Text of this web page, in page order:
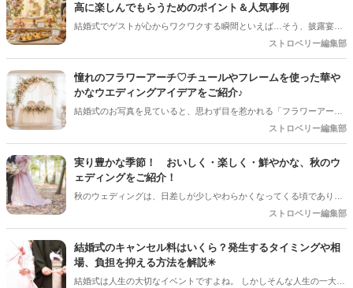
かった！」と思ってもらうためには、ちょっとした心遣いや事前準備
が大切です。今回は、お子様ゲストとご家族に安心して楽しんでもら
うための、素敵なおもてなしアイディアをご紹介します！
高に楽しんでもらうためのポイント＆人気事例
結婚式でゲストが心からワクワクする瞬間といえば…そう、披露宴後
半の「デザートタイム」です！中でも、ガーデンやロビーにずらりと
は、ゲストのテンションが一番上がる大人気の演出ですよね。今回は
デザートビュッフェで絶対に押さえておきたいポイントと、実際に大
好評だった事例をご紹介します！
ストロベリー編集部
憧れのフラワーアーチ♡チュールやフレームを使った華や
かなウエディングアイデアをご紹介♪
結婚式のお写真を見ていると、思わず目を惹かれる「フラワーアー
チ」♡ お花をたっぷり使ったアーチはもちろん、チュールやフレーム
るコーディネートが人気を集めています♪ 挙式会場や高砂、ウエルカ
ムスペース、フォトブースなど、さまざまな場所で取り入れられるの
も魅力のひとつ＊ 今回は、フラワーアーチの魅力や、おしゃれなアレ
ンジアイデアをご紹介します♡
ストロベリー編集部
実り豊かな季節！ おいしく・楽しく・鮮やかな、秋のウ
ェディングをご紹介！
秋のウェディングは、日差しが少しやわらかくなってくる頃であり、
色々なことへの行動的がみなぎってくる季節。同時に、おいしいもの
クして準備を進めましょう♪
ストロベリー編集部
結婚式のキャンセル料はいくら？発生するタイミングや相
場、負担を抑える方法を解説✳︎
結婚式は人生の大切なイベントですよね。 しかしそんな人生の一大イ